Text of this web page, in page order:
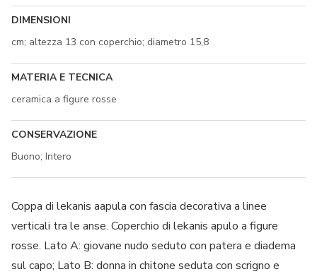
DIMENSIONI
cm; altezza 13 con coperchio; diametro 15,8
MATERIA E TECNICA
ceramica a figure rosse
CONSERVAZIONE
Buono; Intero
Coppa di lekanis aapula con fascia decorativa a linee
verticali tra le anse. Coperchio di lekanis apulo a figure
rosse. Lato A: giovane nudo seduto con patera e diadema
sul capo; Lato B: donna in chitone seduta con scrigno e